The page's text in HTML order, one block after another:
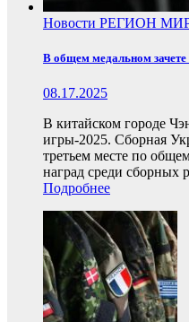
Новости РЕГИОН
В общем медальном
08.17.2025
В китайском городе
игры-2025. Сборная
третьем месте по
наград среди сборных
Подробнее